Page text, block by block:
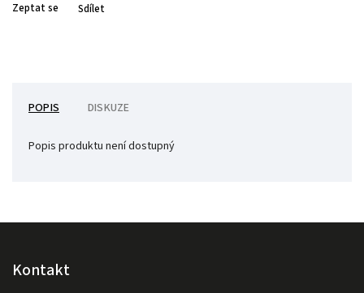
Zeptat se Sdílet
POPIS DISKUZE
Popis produktu není dostupný
Kontakt